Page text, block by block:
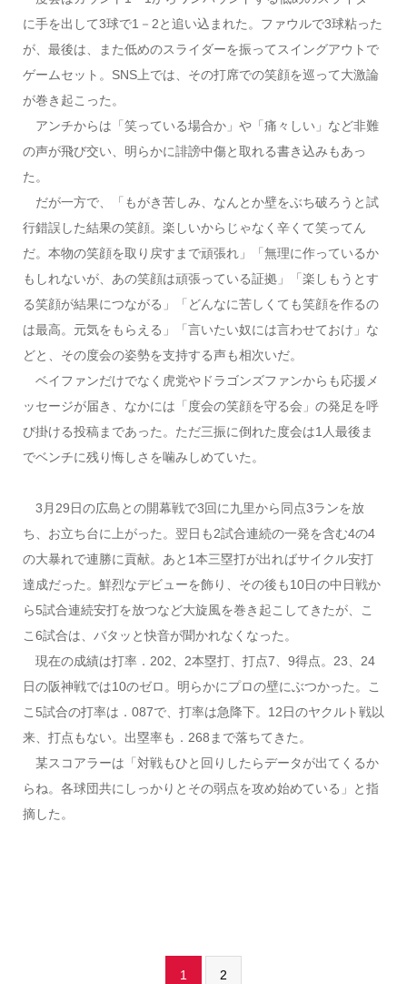
に手を出して3球で1－2と追い込まれた。ファウルで3球粘った
が、最後は、また低めのスライダーを振ってスイングアウトで
ゲームセット。SNS上では、その打席での笑顔を巡って大激論
が巻き起こった。
アンチからは「笑っている場合か」や「痛々しい」など非難
の声が飛び交い、明らかに誹謗中傷と取れる書き込みもあっ
た。
だが一方で、「もがき苦しみ、なんとか壁をぶち破ろうと試
行錯誤した結果の笑顔。楽しいからじゃなく辛くて笑ってん
だ。本物の笑顔を取り戻すまで頑張れ」「無理に作っているか
もしれないが、あの笑顔は頑張っている証拠」「楽しもうとす
る笑顔が結果につながる」「どんなに苦しくても笑顔を作るの
は最高。元気をもらえる」「言いたい奴には言わせておけ」な
どと、その度会の姿勢を支持する声も相次いだ。
ベイファンだけでなく虎党やドラゴンズファンからも応援メ
ッセージが届き、なかには「度会の笑顔を守る会」の発足を呼
び掛ける投稿まであった。ただ三振に倒れた度会は1人最後ま
でベンチに残り悔しさを噛みしめていた。
3月29日の広島との開幕戦で3回に九里から同点3ランを放
ち、お立ち台に上がった。翌日も2試合連続の一発を含む4の4
の大暴れで連勝に貢献。あと1本三塁打が出ればサイクル安打
達成だった。鮮烈なデビューを飾り、その後も10日の中日戦か
ら5試合連続安打を放つなど大旋風を巻き起こしてきたが、こ
こ6試合は、バタッと快音が聞かれなくなった。
現在の成績は打率．202、2本塁打、打点7、9得点。23、24
日の阪神戦では10のゼロ。明らかにプロの壁にぶつかった。こ
こ5試合の打率は．087で、打率は急降下。12日のヤクルト戦以
来、打点もない。出塁率も．268まで落ちてきた。
某スコアラーは「対戦もひと回りしたらデータが出てくるか
らね。各球団共にしっかりとその弱点を攻め始めている」と指
摘した。
1 2